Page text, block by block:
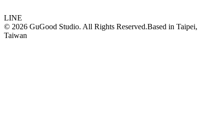
LINE
© 2026 GuGood Studio. All Rights Reserved.Based in Taipei,
Taiwan